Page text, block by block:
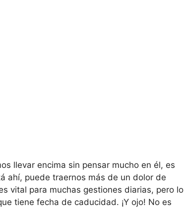
llevar encima sin pensar mucho en él, es
ahí, puede traernos más de un dolor de
vital para muchas gestiones diarias, pero lo
tiene fecha de caducidad. ¡Y ojo! No es